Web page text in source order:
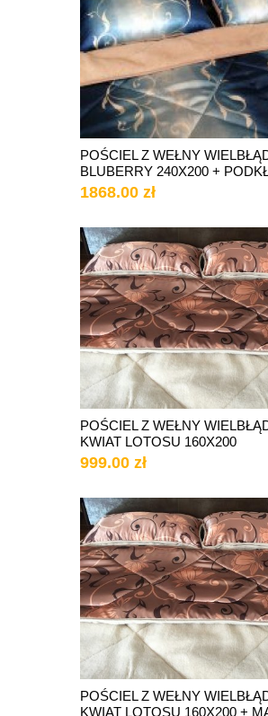
POŚCIEL Z WEŁNY
BLUBERRY 240X200 +
1868.00 zł
POŚCIEL Z WEŁNY
KWIAT LOTOSU 160X200
999.00 zł
POŚCIEL Z WEŁNY
KWIAT LOTOSU 160X200 +